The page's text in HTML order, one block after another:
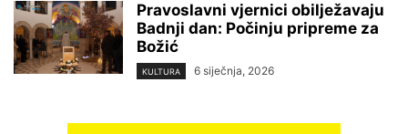
Pravoslavni vjernici obilježavaju
Badnji dan: Počinju pripreme za
Božić
KULTURA 6 siječnja, 2026